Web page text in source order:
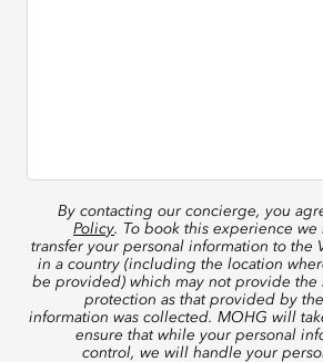
By contacting our concierge, you
Policy. To book this experience
transfer your personal information to the
in a country (including the location
be provided) which may not provide the
protection as that provided by
information was collected. MOHG will
ensure that while your personal
control, we will handle your